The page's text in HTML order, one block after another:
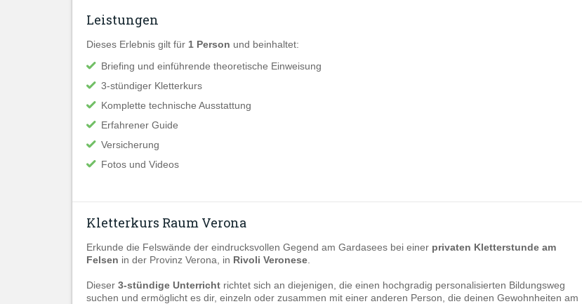
Leistungen
Dieses Erlebnis gilt für 1 Person und beinhaltet:
Briefing und einführende theoretische Einweisung
3-stündiger Kletterkurs
Komplette technische Ausstattung
Erfahrener Guide
Versicherung
Fotos und Videos
Kletterkurs Raum Verona
Erkunde die Felswände der eindrucksvollen Gegend am Gardasees bei einer privaten Kletterstunde am
Felsen in der Provinz Verona, in Rivoli Veronese
Dieser 3-stündige Unterricht richtet sich an diejenigen, die einen hochgradig personalisierten Bildungsweg
suchen und ermöglicht es dir, einzeln oder zusammen mit einer anderen Person, die deinen Gewohnheiten am